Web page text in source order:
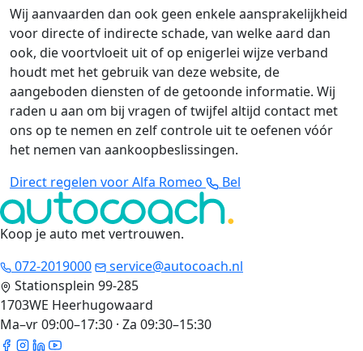
Wij aanvaarden dan ook geen enkele aansprakelijkheid
voor directe of indirecte schade, van welke aard dan
ook, die voortvloeit uit of op enigerlei wijze verband
houdt met het gebruik van deze website, de
aangeboden diensten of de getoonde informatie. Wij
raden u aan om bij vragen of twijfel altijd contact met
ons op te nemen en zelf controle uit te oefenen vóór
het nemen van aankoopbeslissingen.
Direct regelen voor Alfa Romeo
Bel
Koop je auto met vertrouwen.
072-2019000
service@autocoach.nl
Stationsplein 99-285
1703WE Heerhugowaard
Ma–vr 09:00–17:30 · Za 09:30–15:30